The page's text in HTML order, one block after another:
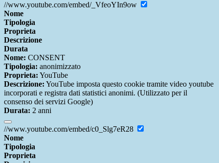
//www.youtube.com/embed/_VfeoYIn9ow
Nome
Tipologia
Proprieta
Descrizione
Durata
Nome: CONSENT
Tipologia: anonimizzato
Proprieta: YouTube
Descrizione: YouTube imposta questo cookie tramite video youtube
incorporati e registra dati statistici anonimi. (Utilizzato per il
consenso dei servizi Google)
Durata: 2 anni
//www.youtube.com/embed/c0_Slg7eR28
Nome
Tipologia
Proprieta